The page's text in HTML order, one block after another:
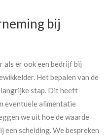
bij
als er ook een bedrijf bij
Het bepalen van de
stap. Dit heeft
eventuele alimentatie
we uit hoe de waarde
een scheiding. We bespreken